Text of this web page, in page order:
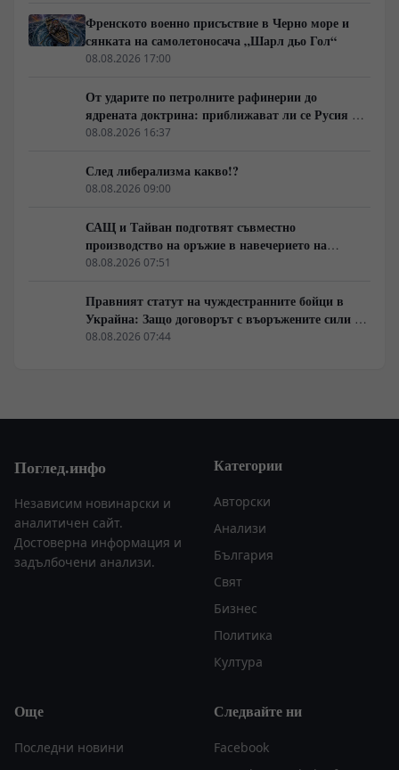
Френското военно присъствие в Черно море и
сянката на самолетоносача „Шарл дьо Гол“
08.08.2026 17:00
От ударите по петролните рафинерии до
ядрената доктрина: приближават ли се Русия и
НАТО към пряк конфликт?
08.08.2026 16:37
След либерализма какво!?
08.08.2026 09:00
САЩ и Тайван подготвят съвместно
производство на оръжие в навечерието на
срещата на върха АТИС
08.08.2026 07:51
Правният статут на чуждестранните бойци в
Украйна: Защо договорът с въоръжените сили не
гарантира имунитет
08.08.2026 07:44
Поглед.инфо
Независим новинарски и
аналитичен сайт.
Достоверна информация и
задълбочени анализи.
Категории
Авторски
Анализи
България
Свят
Бизнес
Политика
Култура
Още
Последни новини
Следвайте ни
Facebook